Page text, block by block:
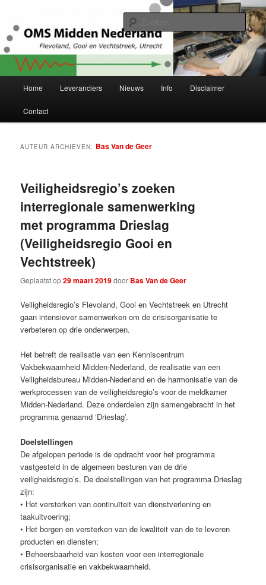
primaire
inhoud
secundaire
inhoudOMS Midden-Nederland
Project Herstructurering OMS Flevoland, Gooi en Vechtstreek en Utrecht
Home Leveranciers Nieuws Info Disclaimer
Contact
AUTEUR ARCHIEVEN: Bas Van de Geer
Veiligheidsregio’s zoeken
interregionale samenwerking
met programma Drieslag
(Veiligheidsregio Gooi en
Vechtstreek)
Geplaatst op29 maart 2019door Bas Van de Geer
Veiligheidsregio’s Flevoland, Gooi en Vechtstreek en Utrecht
gaan intensiever samenwerken om de crisisorganisatie te
verbeteren op drie onderwerpen.
Het betreft de realisatie van een Kenniscentrum
Vakbekwaamheid Midden-Nederland, de realisatie van een
Veiligheidsbureau Midden-Nederland en de harmonisatie van de
werkprocessen van de veiligheidsregio’s voor de meldkamer
Midden-Nederland. Deze onderdelen zijn samengebracht in het
programma genaamd ‘Drieslag’.
Doelstellingen
De afgelopen periode is de opdracht voor het programma
vastgesteld in de algemeen besturen van de drie
veiligheidsregio’s. De doelstellingen van het programma Drieslag
zijn:
• Het versterken van continuïteit van dienstverlening en
taakuitvoering;
• Het borgen en versterken van de kwaliteit van de te leveren
producten en diensten;
• Beheersbaarheid van kosten voor een interregionale
crisisorganisatie en vakbekwaamheid.